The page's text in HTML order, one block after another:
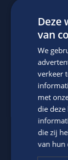
Neem
Deze
van
We
verkeer
met
die
die zij
van hun